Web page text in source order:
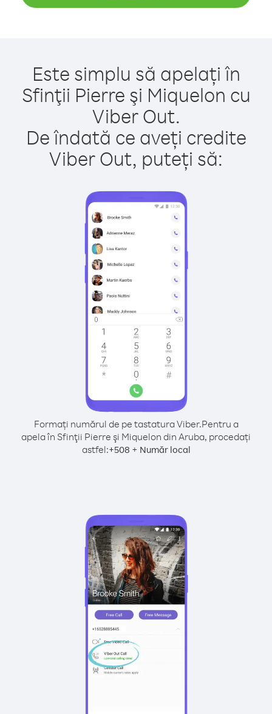
Este simplu să apelați în
Sfinţii Pierre şi Miquelon cu
Viber Out.
De îndată ce aveți credite
Viber Out, puteți să:
Formați numărul de pe tastatura Viber.Pentru a
apela în Sfinţii Pierre şi Miquelon din Aruba, procedați
astfel:+508 + Număr local